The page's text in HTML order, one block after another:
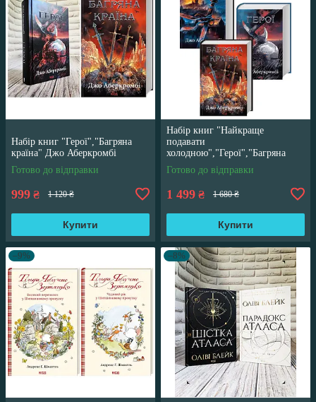
Набір книг "Герої","Багряна
країна" Джо Аберкромбі
Готово до відправки
999 ₴ 1 120 ₴
Купити
Набір книг "Найкраще
подавати
холодною","Герої","Багряна
країна" Джо Аберкромбі
Готово до відправки
1 499 ₴ 1 680 ₴
Купити
–9% –8%